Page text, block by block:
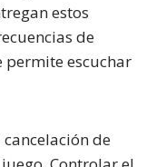
estos
de
escuchar
de